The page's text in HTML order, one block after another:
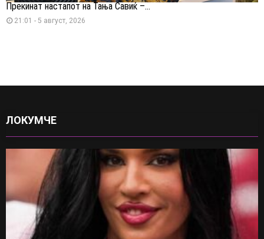
Прекинат настапот на Тања Савиќ –...
21:01 - 5 август, 2026
ЛОКУМЧЕ